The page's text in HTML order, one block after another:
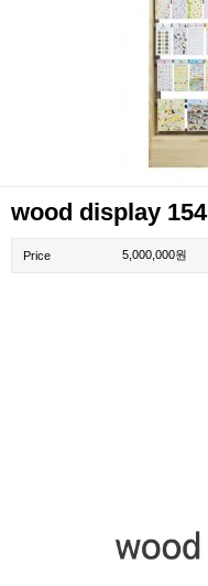
wood display 154
Price 5,000,000원